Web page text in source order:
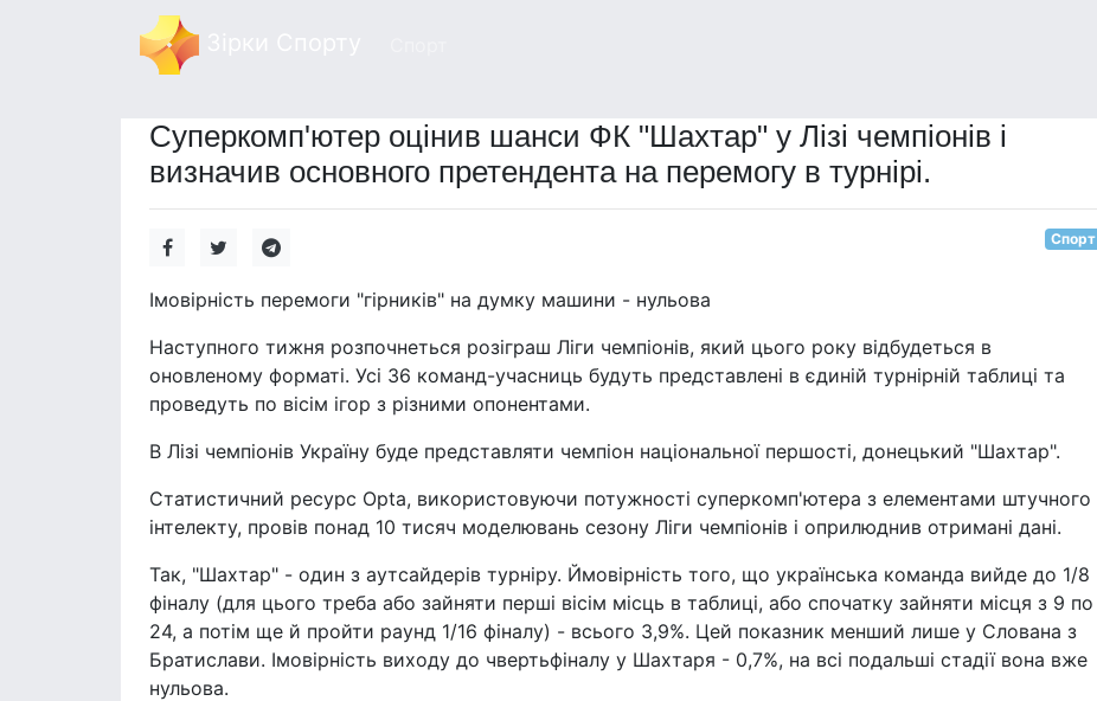
Суперкомп'ютер оцінив шанси ФК "Шахтар" у Лізі чемпіонів і
визначив основного претендента на перемогу в турнірі.
Спорт
Імовірність перемоги "гірників" на думку машини - нульова
Наступного тижня розпочнеться розіграш Ліги чемпіонів, який цього року відбудеться в
оновленому форматі. Усі 36 команд-учасниць будуть представлені в єдиній турнірній таблиці та
проведуть по вісім ігор з різними опонентами.
В Лізі чемпіонів Україну буде представляти чемпіон національної першості, донецький "Шахтар".
Статистичний ресурс Opta, використовуючи потужності суперкомп'ютера з елементами штучного
інтелекту, провів понад 10 тисяч моделювань сезону Ліги чемпіонів і оприлюднив отримані дані.
Так, "Шахтар" - один з аутсайдерів турніру. Ймовірність того, що українська команда вийде до 1/8
фіналу (для цього треба або зайняти перші вісім місць в таблиці, або спочатку зайняти місця з 9 по
24, а потім ще й пройти раунд 1/16 фіналу) - всього 3,9%. Цей показник менший лише у Слована з
Братислави. Імовірність виходу до чвертьфіналу у Шахтаря - 0,7%, на всі подальші стадії вона вже
нульова.